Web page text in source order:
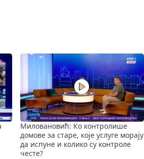
Миловановић: Ко контролише
домове за старе, које услуге морају
да испуне и колико су контроле
честе?